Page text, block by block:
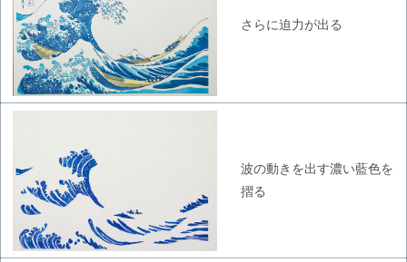
さらに迫力が出る
波の動きを出す濃い藍色を
摺る